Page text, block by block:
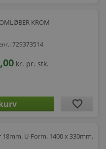
KROM
729373514
kr. pr. stk.
favorite
U-Form. 1400 x 330mm.